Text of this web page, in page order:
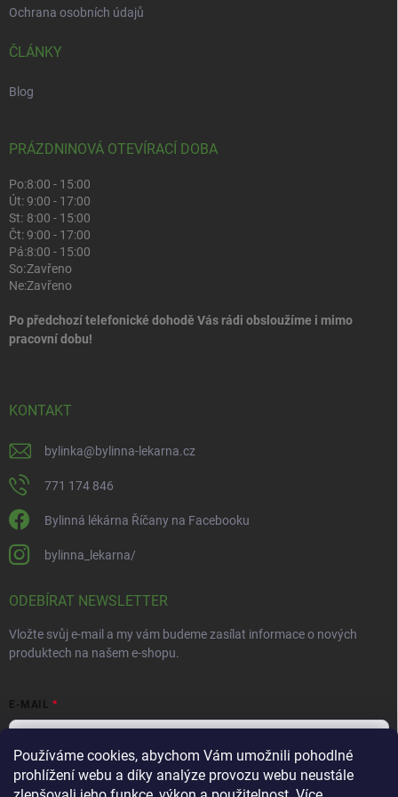
Používáme cookies, abychom Vám umožnili pohodlné
prohlížení webu a díky analýze provozu webu neustále
Ochrana osobních údajů
ČLÁNKY
Blog
PRÁZDNINOVÁ OTEVÍRACÍ DOBA
Po:8:00 - 15:00
Út:9:00 - 17:00
St: 8:00 - 15:00
Čt:9:00 - 17:00
Pá:8:00 - 15:00
So:Zavřeno
Ne:Zavřeno
Po předchozí telefonické dohodě Vás rádi obsloužíme i mimo
pracovní dobu!
KONTAKT
bylinka@bylinna-lekarna.cz
771 174 846
Bylinná lékárna Říčany na Facebooku
bylinna_lekarna/
ODEBÍRAT NEWSLETTER
Vložte svůj e-mail a my vám budeme zasílat informace o nových
produktech na našem e-shopu.
E-MAIL
Vložením e-mailu souhlasíte spodmínkami ochrany osobních údajů